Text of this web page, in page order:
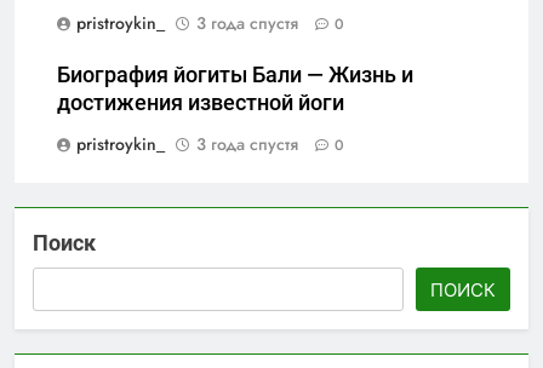
pristroykin_
3 года спустя 0
Биография йогиты Бали — Жизнь и
достижения известной йоги
pristroykin_
3 года спустя 0
Поиск
ПОИСК